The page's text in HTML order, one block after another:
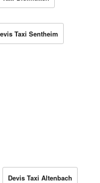
Taxi Sentheim
Devis Taxi Altenbach